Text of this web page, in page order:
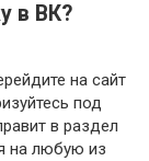
в ВК?
на сайт
под
в раздел
на любую из